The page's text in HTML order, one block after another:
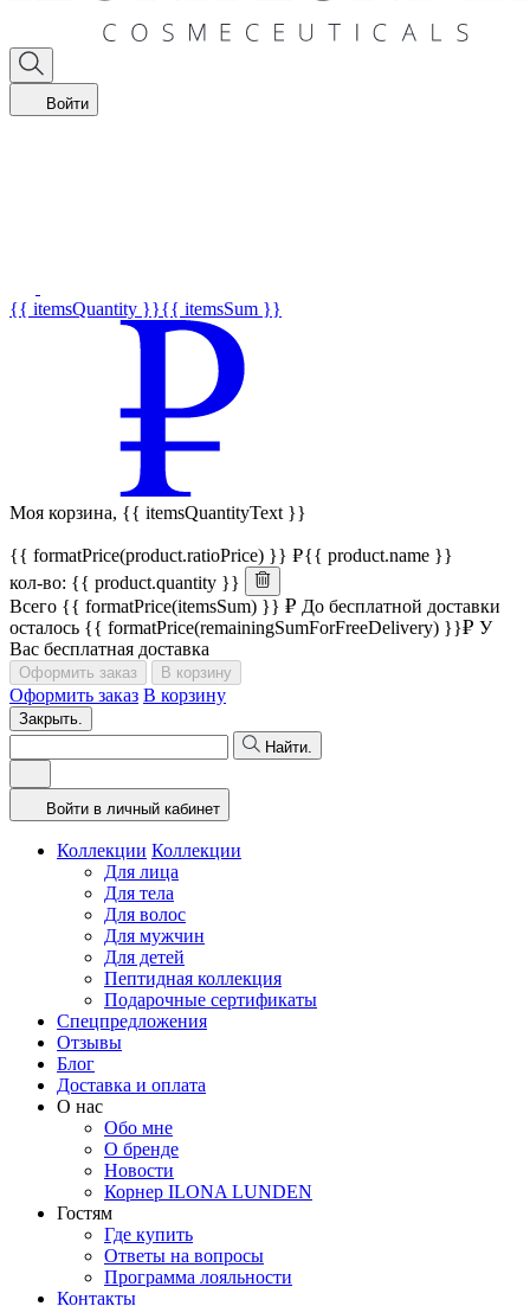
Войти
{{ itemsQuantity }}{{ itemsSum }}
Моя корзина, {{ itemsQuantityText }}
{{ formatPrice(product.ratioPrice) }}
{{ product.name }}
кол-во: {{ product.quantity }}
Всего {{ formatPrice(itemsSum) }}
До бесплатной доставки
осталось {{ formatPrice(remainingSumForFreeDelivery) }}
У
Вас бесплатная доставка
Оформить заказ В корзину
Оформить заказ В корзину
Закрыть.
Найти.
Войти в личный кабинет
Коллекции Коллекции
Для лица
Для тела
Для волос
Для мужчин
Для детей
Пептидная коллекция
Подарочные сертификаты
Спецпредложения
Отзывы
Блог
Доставка и оплата
О нас
Обо мне
О бренде
Новости
Корнер ILONA LUNDEN
Гостям
Где купить
Ответы на вопросы
Программа лояльности
Контакты